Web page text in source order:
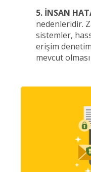
5. İNSAN
nedenleridir.
sistemler,
erişim
mevcut